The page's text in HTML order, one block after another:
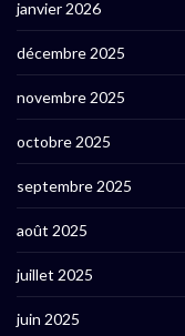
janvier 2026
décembre 2025
novembre 2025
octobre 2025
septembre 2025
août 2025
juillet 2025
juin 2025